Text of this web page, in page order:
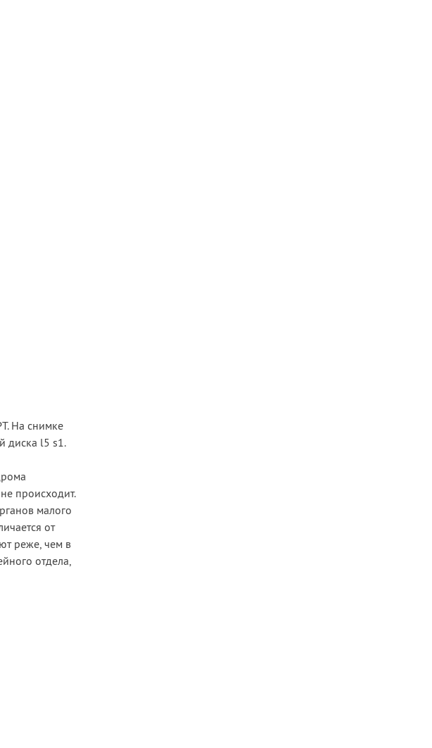
На снимке
диска l5 s1.
происходит.
малого
от
реже, чем в
отдела,